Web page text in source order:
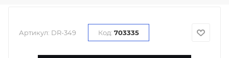
Артикул: DR-349 Код: 703335